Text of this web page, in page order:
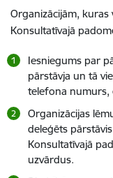
Organizācijām,
Konsultatīvajā
Iesniegums par
pārstāvja un tā
telefona numurs,
Organizācijas
deleģēts
Konsultatīvajā
uzvārdus.